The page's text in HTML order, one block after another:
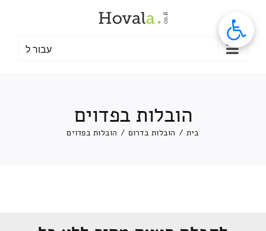
עבור ל
הובלות בפדוים
בית / הובלות בדרום / הובלות בפדוים